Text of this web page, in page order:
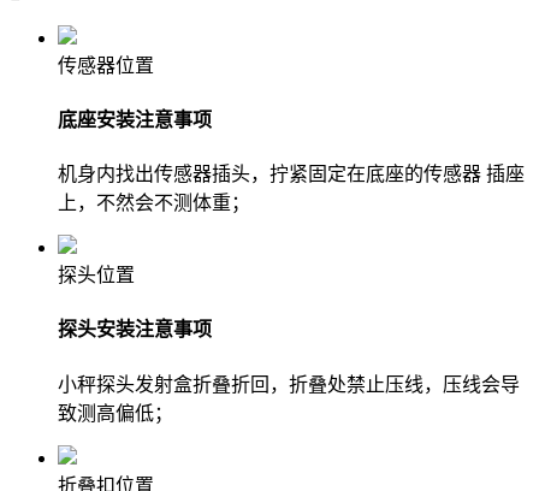
传感器位置
底座安装注意事项
机身内找出传感器插头，拧紧固定在底座的传感器 插座
上，不然会不测体重；
探头位置
探头安装注意事项
小秤探头发射盒折叠折回，折叠处禁止压线，压线会导
致测高偏低；
折叠扣位置